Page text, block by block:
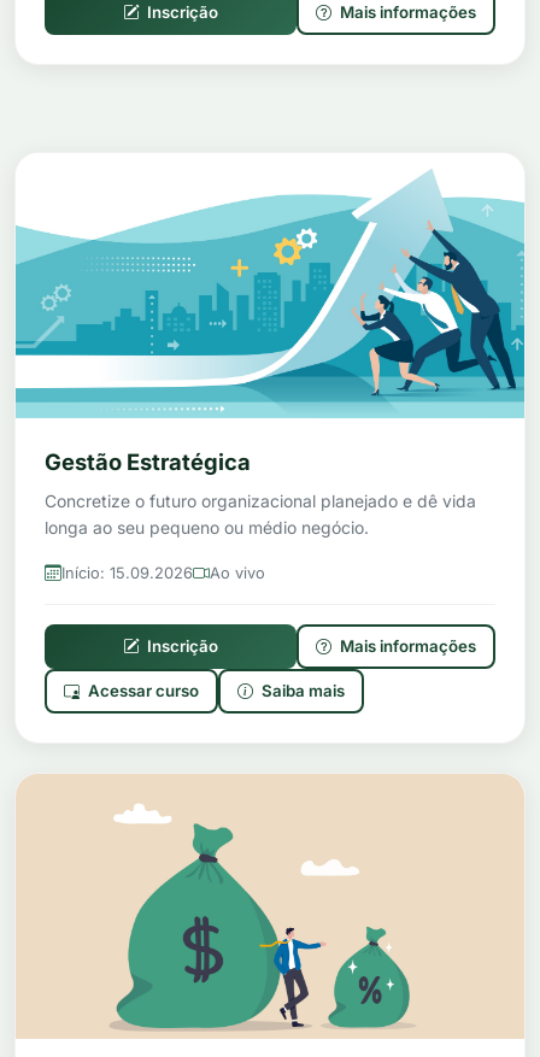
Inscrição Mais informações
Gestão Estratégica
Concretize o futuro organizacional planejado e dê vida
longa ao seu pequeno ou médio negócio.
Início: 15.09.2026 Ao vivo
Inscrição Mais informações
Acessar curso Saiba mais